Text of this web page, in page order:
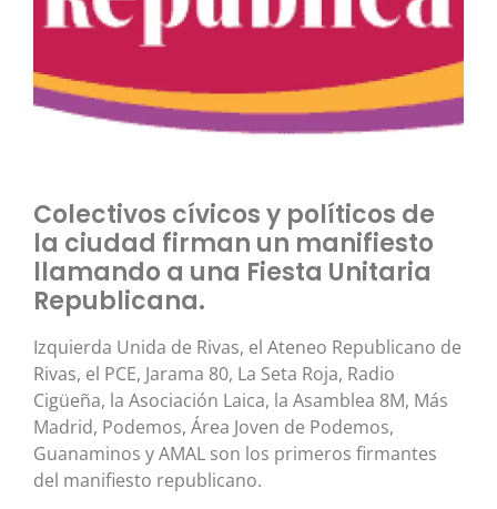
Colectivos cívicos y políticos de
la ciudad firman un manifiesto
llamando a una Fiesta Unitaria
Republicana.
Izquierda Unida de Rivas, el Ateneo Republicano de
Rivas, el PCE, Jarama 80, La Seta Roja, Radio
Cigüeña, la Asociación Laica, la Asamblea 8M, Más
Madrid, Podemos, Área Joven de Podemos,
Guanaminos y AMAL son los primeros firmantes
del manifiesto republicano.